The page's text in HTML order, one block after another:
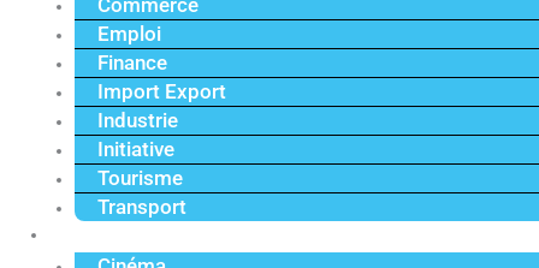
Commerce
Emploi
Finance
Import Export
Industrie
Initiative
Tourisme
Transport